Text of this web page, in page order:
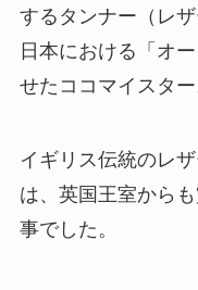
するタンナー（レ
日本における「オ
せたココマイスター
イギリス伝統のレ
は、英国王室から
事でした。